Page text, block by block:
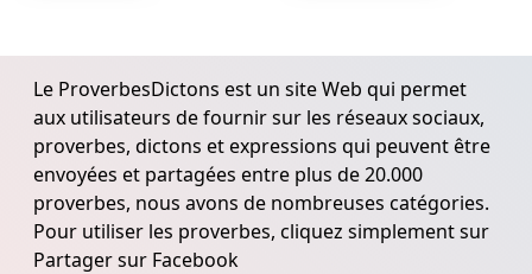
Le ProverbesDictons est un site Web qui permet
aux utilisateurs de fournir sur les réseaux sociaux,
proverbes, dictons et expressions qui peuvent être
envoyées et partagées entre plus de 20.000
proverbes, nous avons de nombreuses catégories.
Pour utiliser les proverbes, cliquez simplement sur
Partager sur Facebook